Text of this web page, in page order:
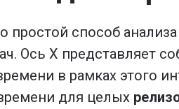
способ
Ось X представляет
в рамках этого
для целых